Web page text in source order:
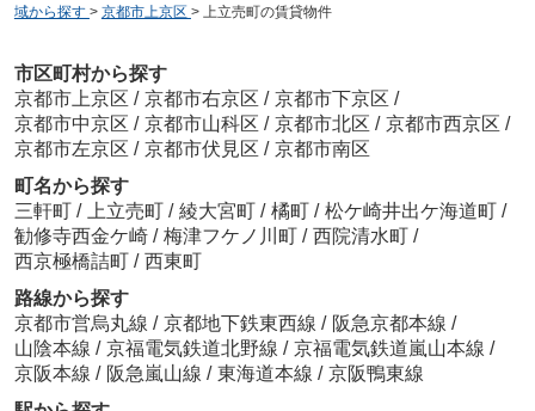
域から探す > 京都市上京区 > 上立売町の賃貸物件
市区町村から探す
京都市上京区 / 京都市右京区 / 京都市下京区 /
京都市中京区 / 京都市山科区 / 京都市北区 / 京都市西京区 /
京都市左京区 / 京都市伏見区 / 京都市南区
町名から探す
三軒町 / 上立売町 / 綾大宮町 / 橘町 / 松ケ崎井出ケ海道町 /
勧修寺西金ケ崎 / 梅津フケノ川町 / 西院清水町 /
西京極橋詰町 / 西東町
路線から探す
京都市営烏丸線 / 京都地下鉄東西線 / 阪急京都本線 /
山陰本線 / 京福電気鉄道北野線 / 京福電気鉄道嵐山本線 /
京阪本線 / 阪急嵐山線 / 東海道本線 / 京阪鴨東線